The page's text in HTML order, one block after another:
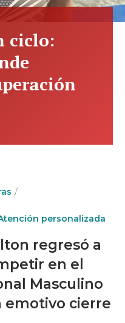
ciclo:
personalizada
regresó a
en el
Masculino
emotivo cierre